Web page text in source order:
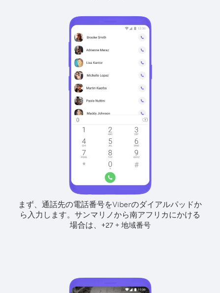
まず、通話先の電話番号をViberのダイアルパッドか
ら入力します。 サンマリノから南アフリカにかける
場合は、
+27+ 地域番号